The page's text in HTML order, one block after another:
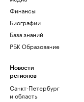
Финансы
Биографии
База знаний
РБК Образование
Новости
регионов
Санкт-Петербург
и область